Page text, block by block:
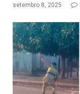
setembro 8, 2025